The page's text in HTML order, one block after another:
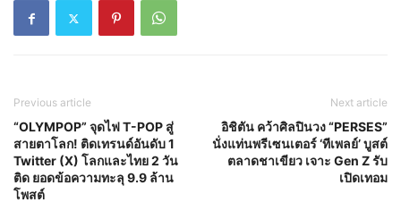
Previous article
“OLYMPOP” จุดไฟ T-POP สู่
สายตาโลก! ติดเทรนด์อันดับ 1
Twitter (X) โลกและไทย 2 วัน
ติด ยอดข้อความทะลุ 9.9 ล้าน
โพสต์
Next article
อิชิตัน คว้าศิลปินวง “PERSES”
นั่งแท่นพรีเซนเตอร์ ‘ทีเพลย์’ บูสต์
ตลาดชาเขียว เจาะ Gen Z รับ
เปิดเทอม